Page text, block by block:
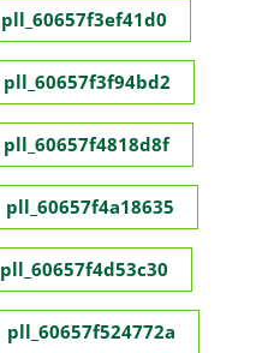
pll_60657f3ef41d0
pll_60657f3f94bd2
pll_60657f4818d8f
pll_60657f4a18635
pll_60657f4d53c30
pll_60657f524772a